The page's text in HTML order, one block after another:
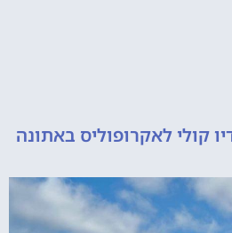
לאקרופוליס באתונה